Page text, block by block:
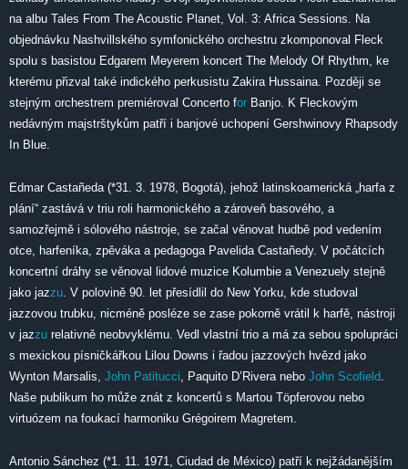
na albu Tales From The Acoustic Planet, Vol. 3: Africa Sessions. Na
objednávku Nashvillského symfonického orchestru zkomponoval Fleck
spolu s basistou Edgarem Meyerem koncert The Melody Of Rhythm, ke
kterému přizval také indického perkusistu Zakira Hussaina. Později se
stejným orchestrem premiéroval Concerto for Banjo. K Fleckovým
nedávným majstrštykům patří i banjové uchopení Gershwinovy Rhapsody
In Blue.
Edmar Castañeda (*31. 3. 1978, Bogotá), jehož latinskoamerická „harfa z
plání“ zastává v triu roli harmonického a zároveň basového, a
samozřejmě i sólového nástroje, se začal věnovat hudbě pod vedením
otce, harfeníka, zpěváka a pedagoga Pavelida Castañedy. V počátcích
koncertní dráhy se věnoval lidové muzice Kolumbie a Venezuely stejně
jako jazzu . V polovině 90. let přesídlil do New Yorku, kde studoval
jazzovou trubku, nicméně posléze se zase pokorně vrátil k harfě, nástroji
v jazzu relativně neobvyklému. Vedl vlastní trio a má za sebou spolupráci
s mexickou písničkářkou Lilou Downs i řadou jazzových hvězd jako
Wynton Marsalis, John Patitucci , Paquito D’Rivera nebo John Scofield
Naše publikum ho může znát z koncertů s Martou Töpferovou nebo
virtuózem na foukací harmoniku Grégoirem Magretem.
Antonio Sánchez (*1. 11. 1971, Ciudad de México) patří k nejžádanějším